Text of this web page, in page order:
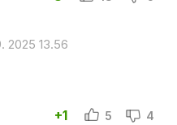
2025 13.56
+1 5 4